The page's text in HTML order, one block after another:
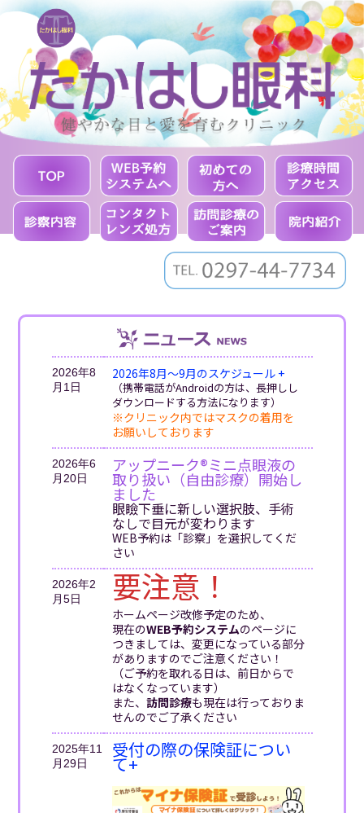
2026年8
月1日
2026年8月〜9月のスケジュール +
（携帯電話がAndroidの方は、長押しし
ダウンロードする方法になります）
※クリニック内ではマスクの着用を
お願いしております
2026年6
月20日
アップニーク®ミニ点眼液の
取り扱い（自由診療）開始し
ました
眼瞼下垂に新しい選択肢、手術
なしで目元が変わります
WEB予約は「診察」を選択してくだ
さい
2026年2
月5日
要注意！
ホームページ改修予定のため、
現在のWEB予約システムのページに
つきましては、変更になっている部分
がありますのでご注意ください！
（ご予約を取れる日は、前日からで
はなくなっています）
また、 訪問診療も現在は行っておりま
せんのでご了承ください
2025年11
月29日
受付の際の保険証につい
て+